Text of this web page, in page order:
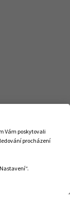
Vám poskytovali
procházení